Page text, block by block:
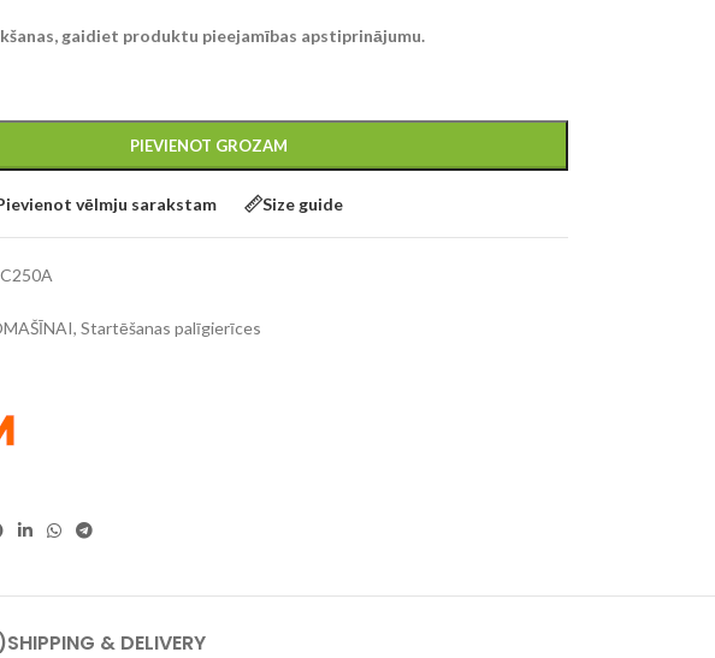
gaidiet produktu pieejamības apstiprinājumu.
PIEVIENOT GROZAM
vēlmju sarakstam Size guide
, Startēšanas palīgierīces
SHIPPING & DELIVERY